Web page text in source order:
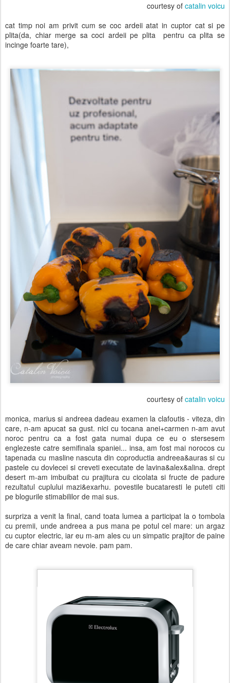
courtesy of catalin voicu
cat timp noi am privit cum se coc ardeii atat in cuptor cat si pe
plita(da, chiar merge sa coci ardeii pe plita pentru ca plita se
incinge foarte tare),
courtesy of catalin voicu
monica, marius si andreea dadeau examen la clafoutis - viteza, din
care, n-am apucat sa gust. nici cu tocana anei+carmen n-am avut
noroc pentru ca a fost gata numai dupa ce eu o stersesem
englezeste catre semifinala spaniei... insa, am fost mai norocos cu
tapenada cu masline nascuta din coproductia andreea&auras si cu
pastele cu dovlecei si creveti executate de lavina&alex&alina. drept
desert m-am imbuibat cu prajitura cu cicolata si fructe de padure
rezultatul cuplului mazi&exarhu. povestile bucataresti le puteti citi
pe blogurile stimabililor de mai sus.
surpriza a venit la final, cand toata lumea a participat la o tombola
cu premii, unde andreea a pus mana pe potul cel mare: un argaz
cu cuptor electric, iar eu m-am ales cu un simpatic prajitor de paine
de care chiar aveam nevoie. pam pam.